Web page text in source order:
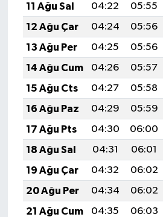
11 Ağu Sal
04:22 05:55
12 Ağu Çar
04:24 05:56
13 Ağu Per
04:25 05:56
14 Ağu Cum
04:26 05:57
15 Ağu Cts
04:27 05:58
16 Ağu Paz
04:29 05:59
17 Ağu Pts
04:30 06:00
18 Ağu Sal
04:31 06:01
19 Ağu Çar
04:32 06:02
20 Ağu Per
04:34 06:02
21 Ağu Cum
04:35 06:03